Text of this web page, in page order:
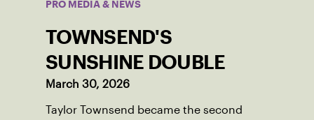
PRO MEDIA & NEWS
TOWNSEND'S
SUNSHINE DOUBLE
March 30, 2026
Taylor Townsend became the second